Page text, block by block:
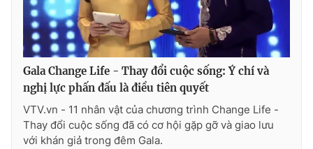
Gala Change Life - Thay đổi cuộc sống: Ý chí và
nghị lực phấn đấu là điều tiên quyết
VTV.vn - 11 nhân vật của chương trình Change Life -
Thay đổi cuộc sống đã có cơ hội gặp gỡ và giao lưu
với khán giả trong đêm Gala.